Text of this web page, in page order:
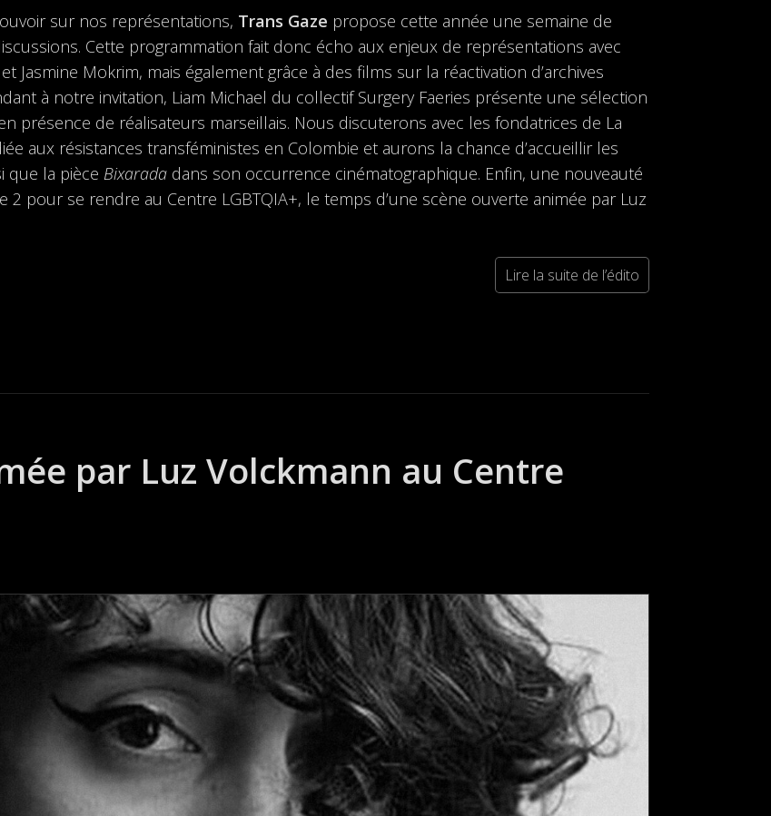
sur nos représentations, Trans Gaze propose cette année une semaine de
Cette programmation fait donc écho aux enjeux de représentations avec
Jasmine Mokrim, mais également grâce à des films sur la réactivation d’archives
à notre invitation, Liam Michael du collectif Surgery Faeries présente une sélection
présence de réalisateurs marseillais. Nous discuterons avec les fondatrices de La
aux résistances transféministes en Colombie et aurons la chance d’accueillir les
que la pièce Bixarada dans son occurrence cinématographique. Enfin, une nouveauté
pour se rendre au Centre LGBTQIA+, le temps d’une scène ouverte animée par Luz
Lire la suite de l’édito
par Luz Volckmann au Centre